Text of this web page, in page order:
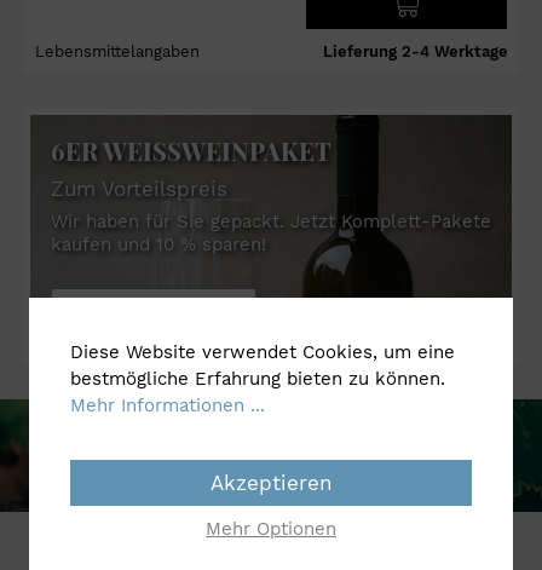
6ER WEISSWEINPAKET
Zum Vorteilspreis
Wir haben für Sie gepackt. Jetzt Komplett-Pakete
kaufen und 10 % sparen!
Lebensmittelangaben Lieferung 2-4 Werktage
Diese Website verwendet Cookies, um eine
bestmögliche Erfahrung bieten zu können.
Mehr Informationen ...
Akzeptieren
Mehr Optionen